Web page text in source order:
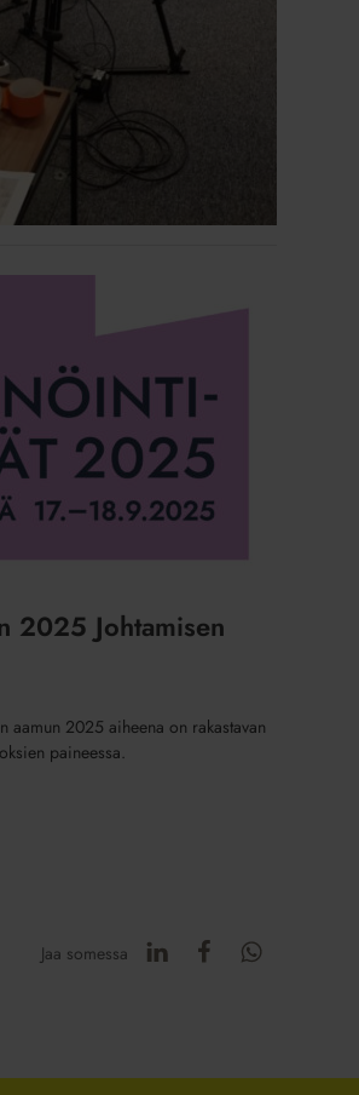
2025 Johtamisen
aamun 2025 aiheena on rakastavan
paineessa.
Jaa somessa